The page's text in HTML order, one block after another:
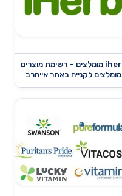
iherb מומלצים – רשימת מוצרים
מומלצים לקנייה באתר אייהרב